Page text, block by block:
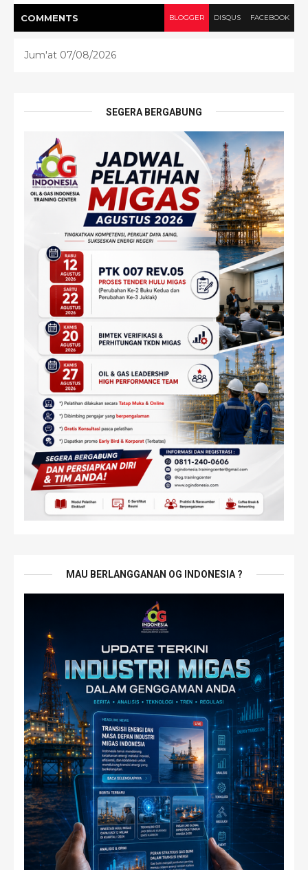
COMMENTS BLOGGER DISQUS FACEBOOK
Jum'at 07/08/2026
SEGERA BERGABUNG
MAU BERLANGGANAN OG INDONESIA ?